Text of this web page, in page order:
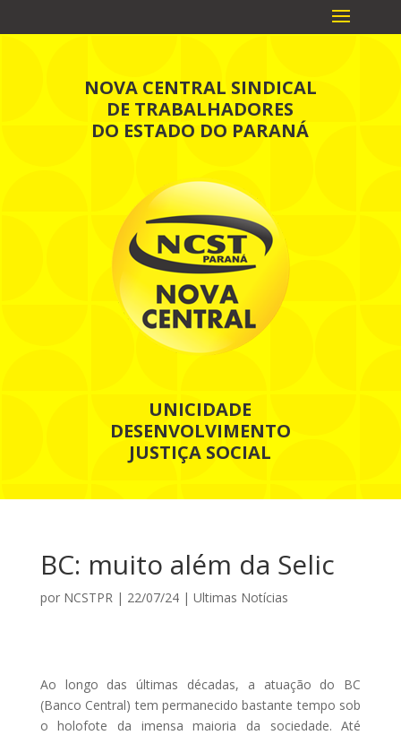
NOVA CENTRAL SINDICAL
DE TRABALHADORES
DO ESTADO DO PARANÁ
UNICIDADE
DESENVOLVIMENTO
JUSTIÇA SOCIAL
BC: muito além da Selic
por NCSTPR| 22/07/24| Ultimas Notícias
Ao longo das últimas décadas, a atuação do BC
(Banco Central) tem permanecido bastante tempo sob
o holofote da imensa maioria da sociedade. Até